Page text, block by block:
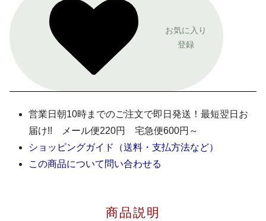
お気に入り
登録
営業日朝10時までのご注文で即日発送！最短翌日お
届け!! メール便220円 宅急便600円～
ショッピングガイド（送料・支払方法など）
この商品について問い合わせる
商品説明